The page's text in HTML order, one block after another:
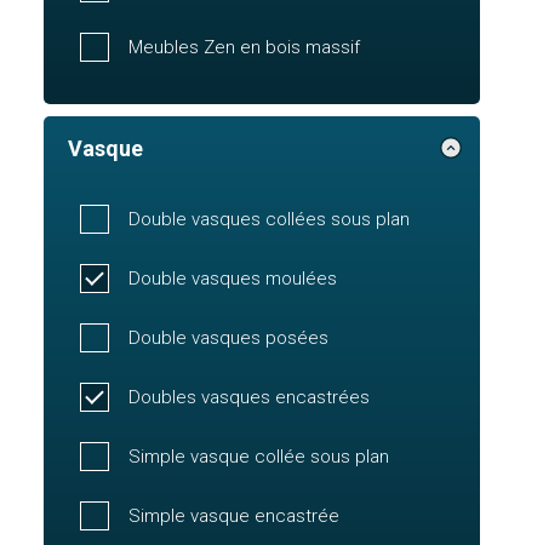
Meubles Zen en bois massif
Vasque
Double vasques collées sous plan
Double vasques moulées
Double vasques posées
Doubles vasques encastrées
Simple vasque collée sous plan
Simple vasque encastrée